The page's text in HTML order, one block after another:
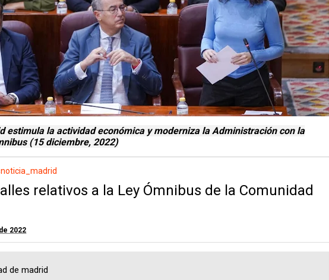
estimula la actividad económica y moderniza la Administración con la
(15 diciembre, 2022)
relativos a la Ley Ómnibus de la Comunidad
2022
de madrid